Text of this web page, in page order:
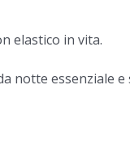
elastico in vita.
notte essenziale